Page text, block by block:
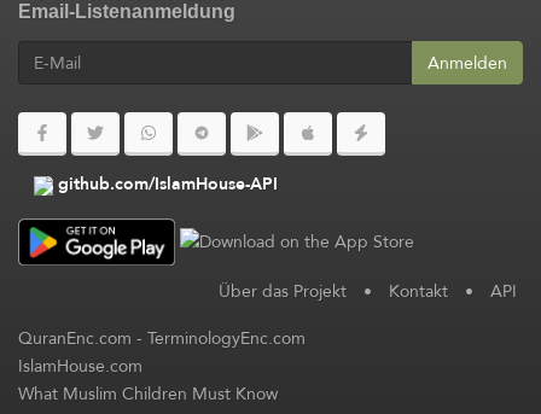
Email-Listenanmeldung
Anmelden
github.com/IslamHouse-API
Über das Projekt • Kontakt • API
QuranEnc.com-TerminologyEnc.com
IslamHouse.com
What Muslim Children Must Know